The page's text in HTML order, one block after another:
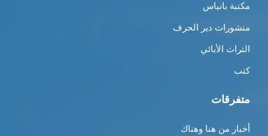
مكتبة بانياس
منشورات دير الحرف
التراث الأبائي
كتب
متفرقات
أخبار من هنا وهناك